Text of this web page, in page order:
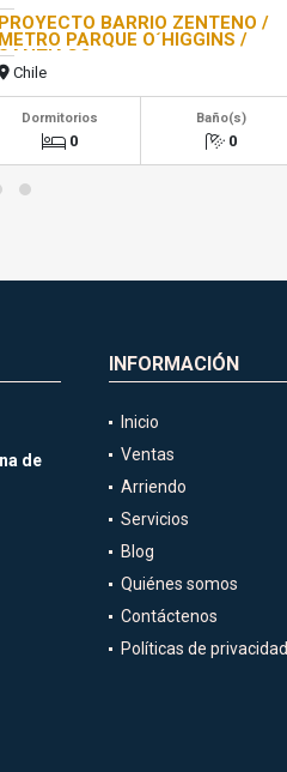
PROYECTO BARRIO ZENTENO /
METRO PARQUE O´HIGGINS /
Chile
Dormitorios
0
Baño(s)
0
de
INFORMACIÓN
Inicio
Ventas
Arriendo
Servicios
Blog
Quiénes somos
Contáctenos
Políticas de privacidad